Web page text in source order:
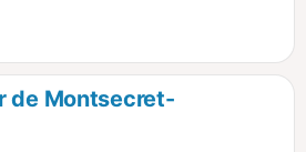
de Montsecret-